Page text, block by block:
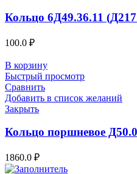
Кольцо 6Д49.36.11
100.0 ₽
В корзину
Быстрый просмотр
Сравнить
Добавить в список желаний
Закрыть
Кольцо поршневое
1860.0 ₽